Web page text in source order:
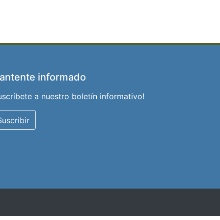
informado
a nuestro boletín informativo!